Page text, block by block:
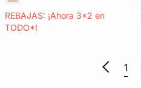
REBAJAS: ¡Ahora 3x2 en
TODO*!
1